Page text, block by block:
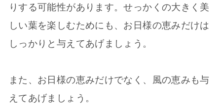
りする可能性があります。せっかくの大きく美
しい葉を楽しむためにも、お日様の恵みだけは
しっかりと与えてあげましょう。
また、お日様の恵みだけでなく、風の恵みも与
えてあげましょう。